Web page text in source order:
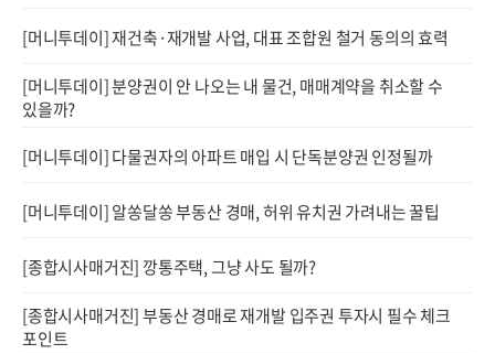
[머니투데이] 재건축·재개발 사업, 대표 조합원 철거 동의의 효력
[머니투데이] 분양권이 안 나오는 내 물건, 매매계약을 취소할 수
있을까?
[머니투데이] 다물권자의 아파트 매입 시 단독분양권 인정될까
[머니투데이] 알쏭달쏭 부동산 경매, 허위 유치권 가려내는 꿀팁
[종합시사매거진] 깡통주택, 그냥 사도 될까?
[종합시사매거진] 부동산 경매로 재개발 입주권 투자시 필수 체크
포인트